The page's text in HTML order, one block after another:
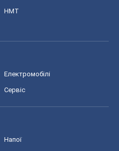
НМТ
Електромобілі
Сервіс
Напої